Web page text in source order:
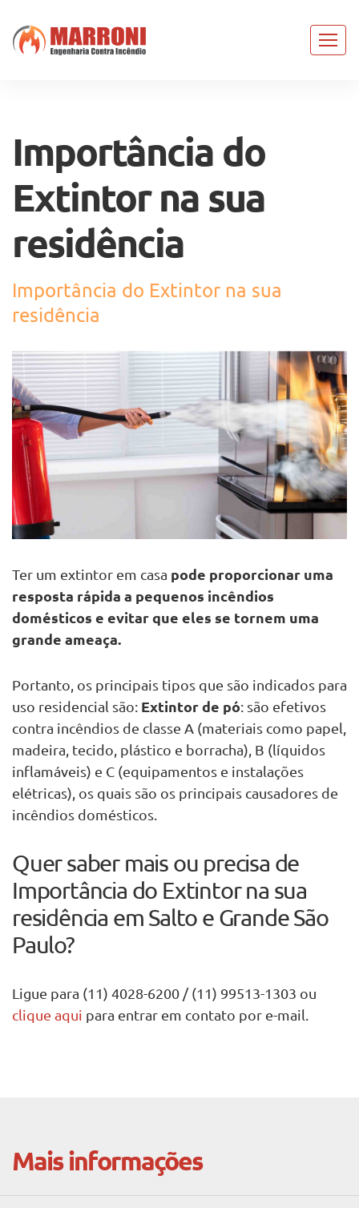
Importância do
Extintor na sua
residência
Importância do Extintor na sua
residência
Ter um extintor em casa pode proporcionar uma
resposta rápida a pequenos incêndios
domésticos e evitar que eles se tornem uma
grande ameaça.
Portanto, os principais tipos que são indicados para
uso residencial são: Extintor de pó: são efetivos
contra incêndios de classe A (materiais como papel,
madeira, tecido, plástico e borracha), B (líquidos
inflamáveis) e C (equipamentos e instalações
elétricas), os quais são os principais causadores de
incêndios domésticos.
Quer saber mais ou precisa de
Importância do Extintor na sua
residência em Salto e Grande São
Paulo?
Ligue para (11) 4028-6200 / (11) 99513-1303 ou
clique aqui para entrar em contato por e-mail.
Mais informações